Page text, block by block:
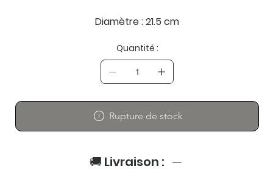
Diamètre : 21.5 cm
Quantité :
Rupture de stock
🚚 Livraison :